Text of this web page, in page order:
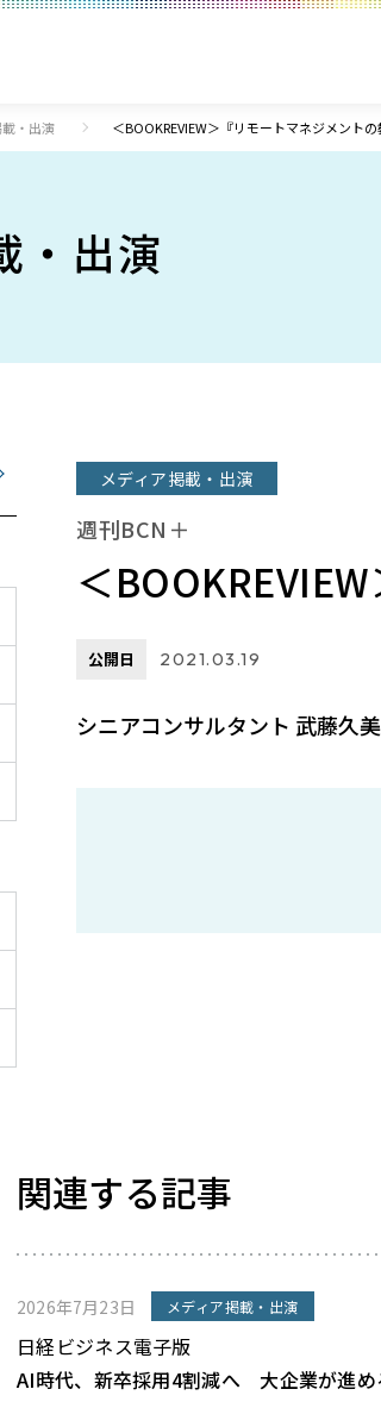
載・出演 ＜BOOKREVIEW＞『リモートマネジメントの
・出演
メディア掲載・出演
週刊BCN＋
＜
公開日 2021.03.19
シニアコンサルタント 武藤久
関連する記事
2026年7月23日 メディア掲載・出演
日経ビジネス電子版
AI時代、新卒採用4割減へ 大企業が進め